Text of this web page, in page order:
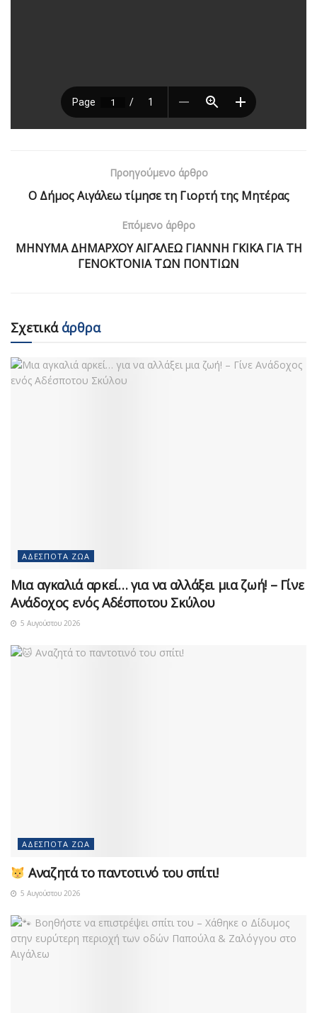
Προηγούμενο άρθρο
Ο Δήμος Αιγάλεω τίμησε τη Γιορτή της Μητέρας
Επόμενο άρθρο
ΜΗΝΥΜΑ ΔΗΜΑΡΧΟΥ ΑΙΓΑΛΕΩ ΓΙΑΝΝΗ ΓΚΙΚΑ ΓΙΑ ΤΗ
ΓΕΝΟΚΤΟΝΙΑ ΤΩΝ ΠΟΝΤΙΩΝ
Σχετικάάρθρα
ΑΔΈΣΠΟΤΑ ΖΏΑ
Μια αγκαλιά αρκεί… για να αλλάξει μια ζωή! – Γίνε
Ανάδοχος ενός Αδέσποτου Σκύλου
5 Αυγούστου 2026
ΑΔΈΣΠΟΤΑ ΖΏΑ
Αναζητά το παντοτινό του σπίτι!
5 Αυγούστου 2026